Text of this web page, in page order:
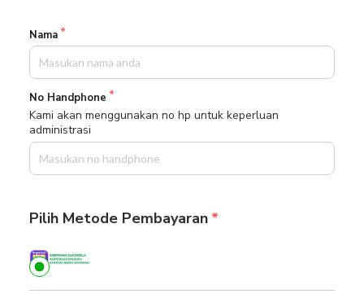
Nama
No Handphone
Kami akan menggunakan no hp untuk keperluan
administrasi
Pilih Metode Pembayaran